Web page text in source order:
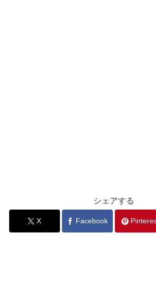
シェアする
X Facebook